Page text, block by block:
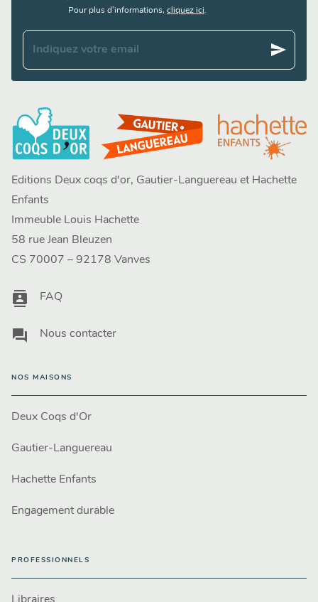
Pour plus d’informations, cliquez ici.
Indiquez votre email send
Editions Deux coqs d'or, Gautier-Languereau et Hachette
Enfants
Immeuble Louis Hachette
58 rue Jean Bleuzen
CS 70007 – 92178 Vanves
contacts FAQ
question_answer Nous contacter
NOS MAISONS
Deux Coqs d'Or
Gautier-Languereau
Hachette Enfants
Engagement durable
PROFESSIONNELS